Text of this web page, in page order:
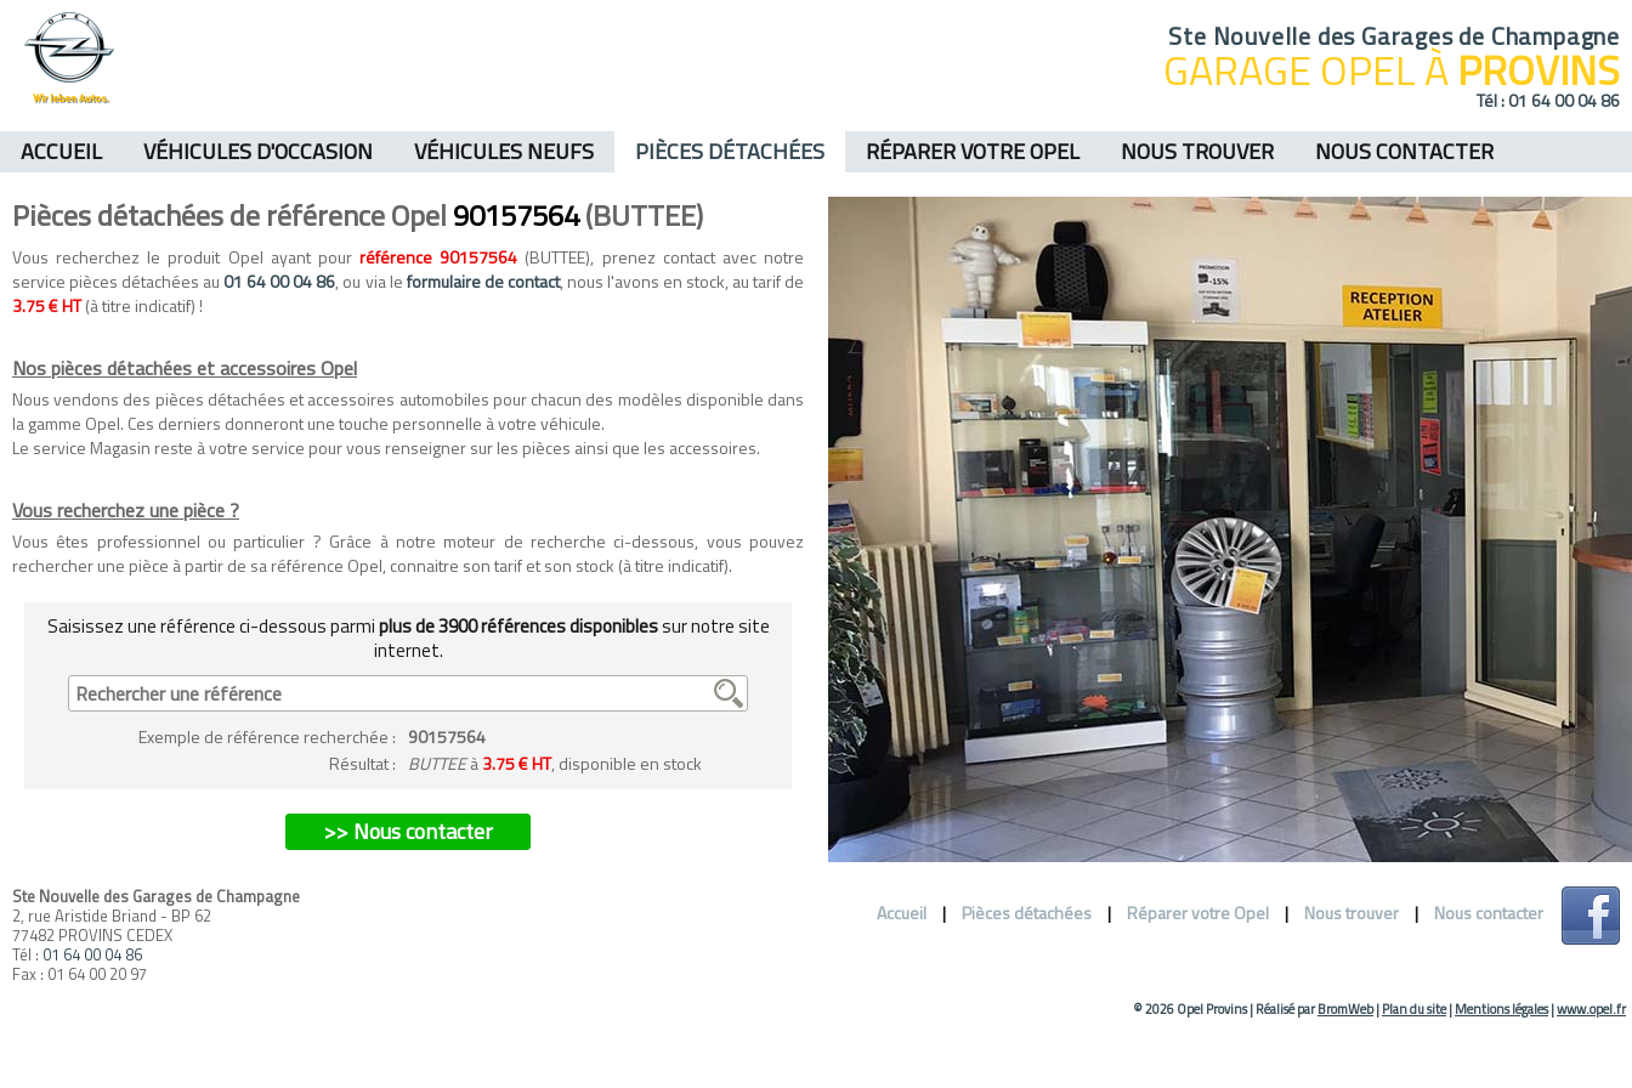
Ste Nouvelle des Garages de Champagne
GARAGE OPEL ÀPROVINS
Tél :01 64 00 04 86
ACCUEIL VÉHICULES D'OCCASION VÉHICULES NEUFS PIÈCES DÉTACHÉES RÉPARER VOTRE OPEL NOUS TROUVER NOUS CONTACTER
Pièces détachées de référence Opel90157564(BUTTEE)
Vous recherchez le produit Opel ayant pourréférence 90157564 (BUTTEE), prenez contact avec notre
service pièces détachées au 01 64 00 04 86, ou via leformulaire de contact, nous l'avons en stock, au tarif de
3.75 € HT(à titre indicatif) !
Nos pièces détachées et accessoires Opel
Nous vendons des pièces détachées etaccessoires automobiles pour chacun des modèles disponible dans
la gamme Opel. Ces derniers donneront une touche personnelle à votre véhicule.
Le service Magasin reste à votre service pour vous renseigner sur les pièces ainsi que les accessoires.
Vous recherchez une pièce ?
Vous êtes professionnel ou particulier ? Grâce à notre moteur de recherche ci-dessous, vous pouvez
rechercher une pièce à partir de sa référence Opel, connaitre son tarif et son stock (à titre indicatif).
Saisissez une référence ci-dessous parmiplus de 3900 références disponiblessur notre site
internet.
Exemple de référence recherchée : 90157564
Résultat : BUTTEEà3.75 € HT, disponible en stock
>> Nous contacter
Ste Nouvelle des Garages de Champagne
2, rue Aristide Briand - BP 62
77482 PROVINS CEDEX
Tél : 01 64 00 04 86
Fax : 01 64 00 20 97
Accueil | Pièces détachées | Réparer votre Opel | Nous trouver | Nous contacter
© 2026 Opel Provins|Réalisé parBromWeb|Plan du site|Mentions légales|www.opel.fr